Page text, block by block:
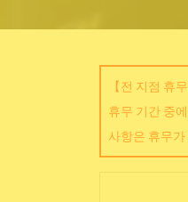
【전 지점 휴
휴무 기간 중
사항은 휴무